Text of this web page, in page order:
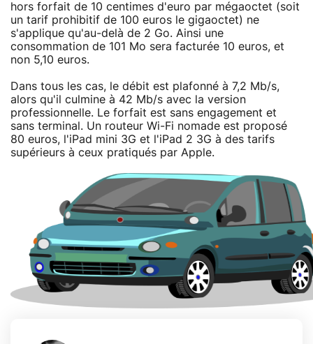
hors forfait de 10 centimes d'euro par mégaoctet (soit
un tarif prohibitif de 100 euros le gigaoctet) ne
s'applique qu'au-delà de 2 Go. Ainsi une
consommation de 101 Mo sera facturée 10 euros, et
non 5,10 euros.
Dans tous les cas, le débit est plafonné à 7,2 Mb/s,
alors qu'il culmine à 42 Mb/s avec la version
professionnelle. Le forfait est sans engagement et
sans terminal. Un routeur Wi-Fi nomade est proposé
80 euros, l'iPad mini 3G et l'iPad 2 3G à des tarifs
supérieurs à ceux pratiqués par Apple.